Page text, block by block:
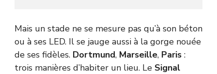
Mais un stade ne se mesure pas qu’à son béton
ou à ses LED. Il se jauge aussi à la gorge nouée
de ses fidèles. Dortmund, Marseille, Paris :
trois manières d’habiter un lieu. Le Signal